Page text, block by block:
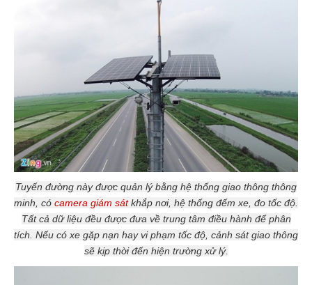
Tuyến đường này được quản lý bằng hệ thống giao thông thông
minh, có camera giám sátkhắp nơi, hệ thống đếm xe, đo tốc độ.
Tất cả dữ liệu đều được đưa về trung tâm điều hành để phân
tích. Nếu có xe gặp nạn hay vi phạm tốc độ, cảnh sát giao thông
sẽ kịp thời đến hiện trường xử lý.